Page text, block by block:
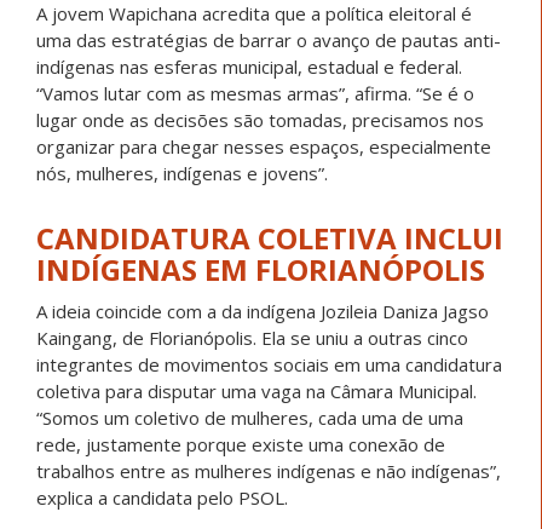
A jovem Wapichana acredita que a política eleitoral é
uma das estratégias de barrar o avanço de pautas anti-
indígenas nas esferas municipal, estadual e federal.
“Vamos lutar com as mesmas armas”, afirma. “Se é o
lugar onde as decisões são tomadas, precisamos nos
organizar para chegar nesses espaços, especialmente
nós, mulheres, indígenas e jovens”.
CANDIDATURA COLETIVA INCLUI
INDÍGENAS EM FLORIANÓPOLIS
A ideia coincide com a da indígena Jozileia Daniza Jagso
Kaingang, de Florianópolis. Ela se uniu a outras cinco
integrantes de movimentos sociais em uma candidatura
coletiva para disputar uma vaga na Câmara Municipal.
“Somos um coletivo de mulheres, cada uma de uma
rede, justamente porque existe uma conexão de
trabalhos entre as mulheres indígenas e não indígenas”,
explica a candidata pelo PSOL.